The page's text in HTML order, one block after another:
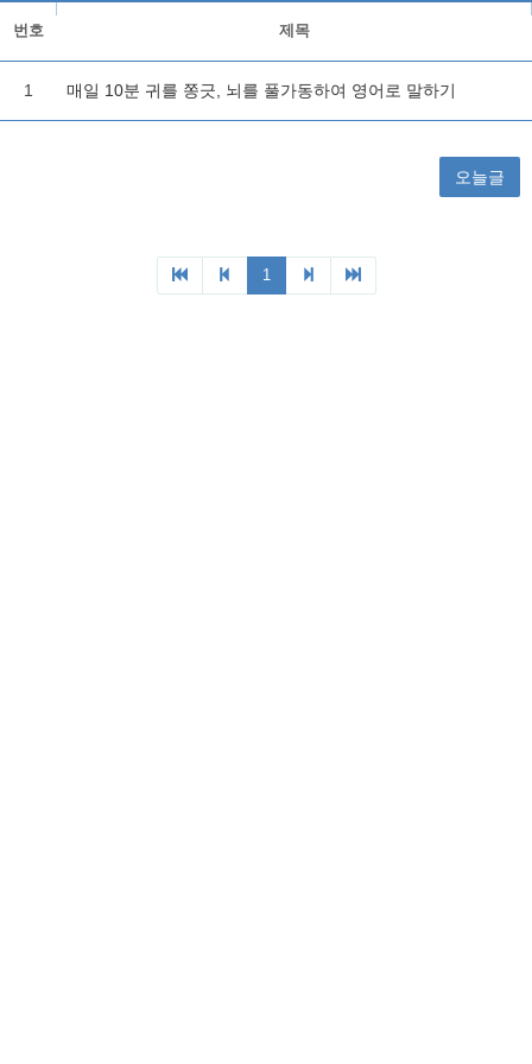
번호 제목
1 매일 10분 귀를 쫑긋, 뇌를 풀가동하여 영어로 말하기
오늘글
1